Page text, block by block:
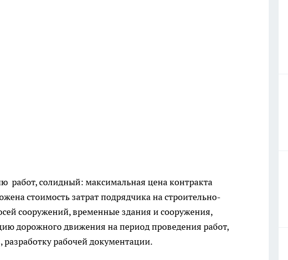
работ, солидный: максимальная цена контракта
стоимость затрат подрядчика на строительно-
сооружений, временные здания и сооружения,
дорожного движения на период проведения работ,
рабочей документации.